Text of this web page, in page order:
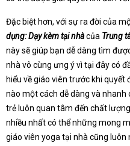
Đặc biệt hơn, với sự ra đời của
dụng: Dạy kèm tại nhàcủa Trung
này sẽ giúp bạn dễ dàng tìm
nhà vô cùng ưng ý vì tại đây có
hiểu về giáo viên trước khi quyết
nào một cách dễ dàng và
trẻ luôn quan tâm đến chất
nhiều nhất có thể những mong
giáo viên yoga tại nhà cũng